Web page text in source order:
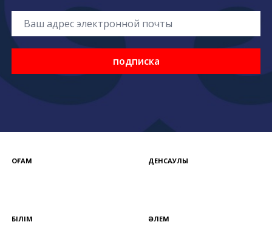
подписка
ҚОҒАМ ДЕНСАУЛЫҚ
БІЛІМ ӘЛЕМ